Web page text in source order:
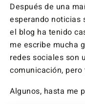
Después de una
esperando noticias
el blog ha tenido
me escribe mucha
redes sociales son
comunicación,
Algunos, hasta me